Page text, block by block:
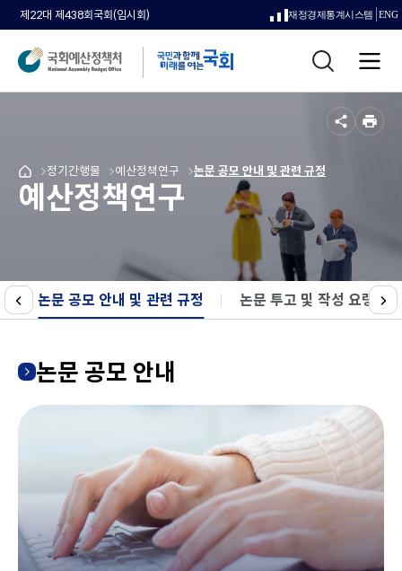
제22대 제438회국회(임시회)
새
으
림
재정경제통계시스템 ENG
검
색
전
체
메
뉴
국
회
예
처
메
인
이
지
이
메
뉴
로
메
뉴
로
정기간행물
메
뉴
로
메
뉴
로
예산정책연구
메
메
논문 공모 안내 및 관련 규정
예산정책연구
공
인
논문 공모 안내 및 관련 규정 선택됨논문 투고 및 작성 요령
이
다
논문 공모 안내